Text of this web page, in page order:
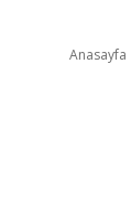
Anasayfa